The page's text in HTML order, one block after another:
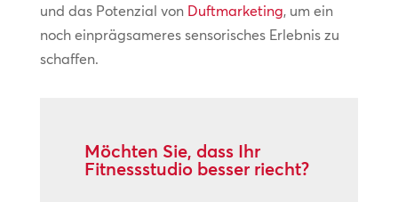
und das Potenzial von Duftmarketing, um ein
noch einprägsameres sensorisches Erlebnis zu
schaffen.
Möchten Sie, dass Ihr
Fitnessstudio besser riecht?